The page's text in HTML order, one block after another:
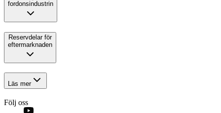
fordonsindustrin
Reservdelar för
eftermarknaden
Läs mer
Följ oss